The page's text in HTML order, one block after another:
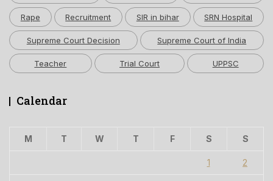
Rape Recruitment SIR in bihar SRN Hospital
Supreme Court Decision Supreme Court of India
Teacher Trial Court UPPSC
Calendar
M T W T F S S
1 2